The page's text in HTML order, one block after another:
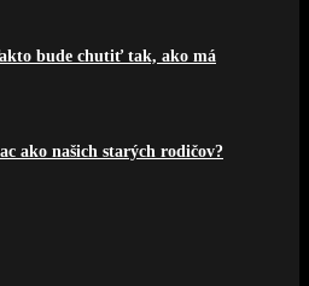
bude chutiť tak, ako má
ako našich starých rodičov?